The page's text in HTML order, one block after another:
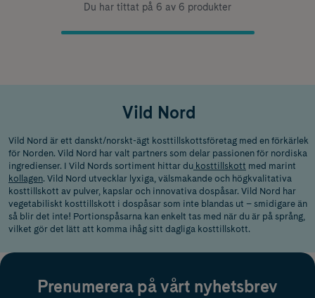
Du har tittat på 6 av 6 produkter
Vild Nord
Vild Nord är ett danskt/norskt-ägt kosttillskottsföretag med en förkärlek
för Norden. Vild Nord har valt partners som delar passionen för nordiska
ingredienser. I Vild Nords sortiment hittar du kosttillskott med marint
kollagen. Vild Nord utvecklar lyxiga, välsmakande och högkvalitativa
kosttillskott av pulver, kapslar och innovativa dospåsar. Vild Nord har
vegetabiliskt kosttillskott i dospåsar som inte blandas ut – smidigare än
så blir det inte! Portionspåsarna kan enkelt tas med när du är på språng,
vilket gör det lätt att komma ihåg sitt dagliga kosttillskott.
Prenumerera på vårt nyhetsbrev